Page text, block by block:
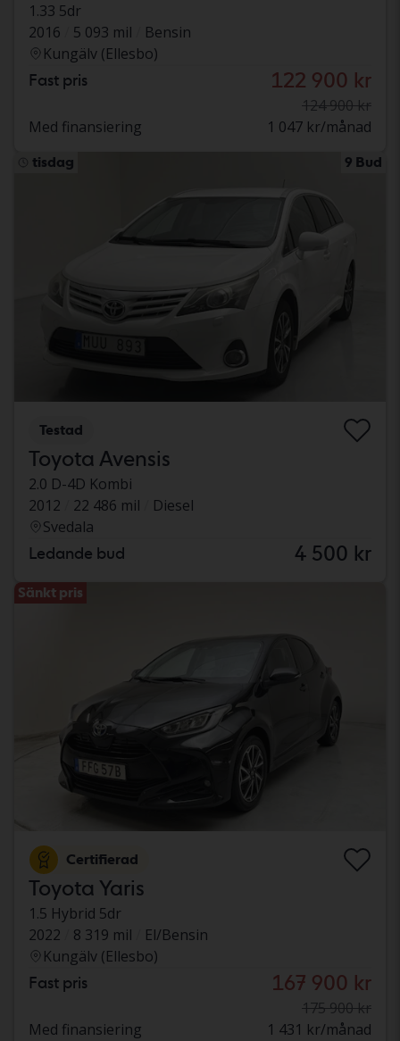
1.33 5dr
2016
5 093 mil
Bensin
Kungälv (Ellesbo)
Fast pris 122 900 kr
124 900 kr
Med finansiering
1 047 kr/månad
tisdag 9 Bud
Testad
Toyota Avensis
2.0 D-4D Kombi
2012
22 486 mil
Diesel
Svedala
Ledande bud 4 500 kr
Sänkt pris
Certifierad
Toyota Yaris
1.5 Hybrid 5dr
2022
8 319 mil
El/Bensin
Kungälv (Ellesbo)
Fast pris 167 900 kr
175 900 kr
Med finansiering
1 431 kr/månad